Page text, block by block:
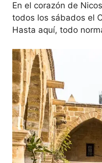
En el corazón de
todos los sábados el
Hasta aquí, todo